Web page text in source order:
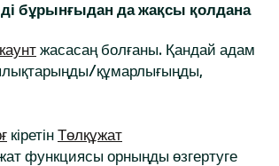
бұрынғыдан да жақсы қолдана
жасасаң болғаны. Қандай адам
құмарлығыңды,
кіретін Төлқұжат
функциясы орныңды өзгертуге